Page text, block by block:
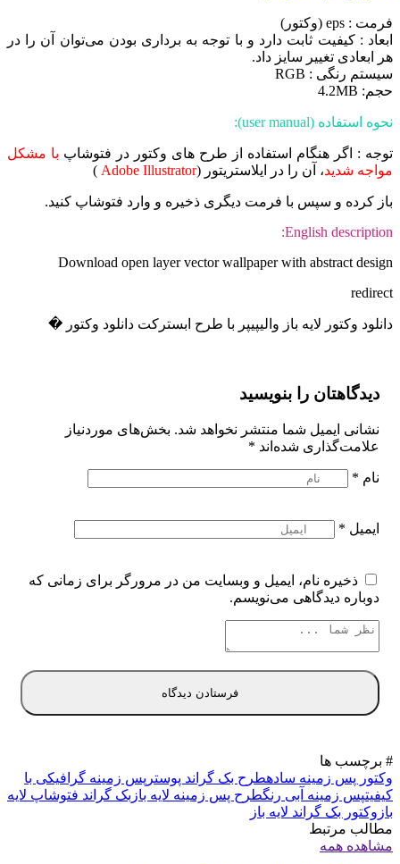
فرمت : eps (وکتور)
ابعاد : کیفیت ثابت دارد و با توجه به برداری بودن می‌توان آن را در
هر ابعادی تغییر سایز داد.
سیستم رنگی : RGB
حجم: 4.2MB
نحوه استفاده (user manual):
توجه : اگر هنگام استفاده از طرح های وکتور در فتوشاپ با مشکل
مواجه شدید، آن را در ایلاستریتور (Adobe Illustrator
)
باز کرده و سپس با فرمت دیگری ذخیره و وارد فتوشاپ کنید.
English description:
Download open layer vector wallpaper with abstract design
redirect
دانلود وکتور لایه باز والیپیپر با طرح ابسترکت دانلود وکتور �
دیدگاهتان را بنویسید
نشانی ایمیل شما منتشر نخواهد شد. بخش‌های موردنیاز
علامت‌گذاری شده‌اند *
نام *
ایمیل *
ذخیره نام، ایمیل و وبسایت من در مرورگر برای زمانی که
دوباره دیدگاهی می‌نویسم.
# برچسب ها
وکتور پس زمینه سادهطرح بک گراند پوستر پس زمینه گرافیکی با
کیفیتپس زمینه آبی رنگطرح پس زمینه لایه باز بک گراند فتوشاپ لایه
باز وکتور بک گراند لایه باز
مطالب مرتبط
مشاهده همه